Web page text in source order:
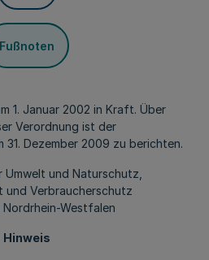
Fußnoten
1. Januar 2002 in Kraft. Über
Verordnung ist der
31. Dezember 2009 zu berichten.
Umwelt und Naturschutz,
und Verbraucherschutz
Nordrhein-Westfalen
Hinweis